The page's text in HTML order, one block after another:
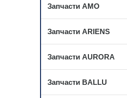
Запчасти AMO
Запчасти ARIENS
Запчасти AURORA
Запчасти BALLU